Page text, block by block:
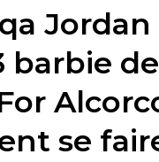
barbie
se